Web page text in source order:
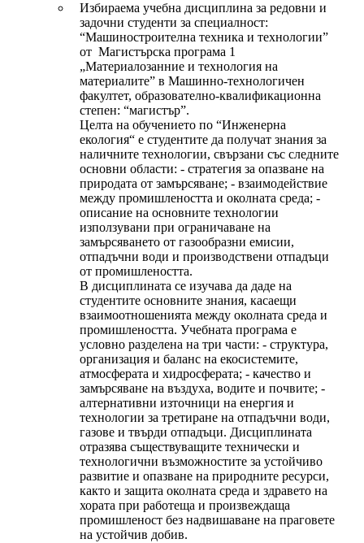
Избираема учебна дисциплина за редовни и
задочни студенти за специалност:
“Машиностроителна техника и технологии”
от Магистърска програма 1
„Материалозанние и технология на
материалите” в Машинно-технологичен
факултет, образователно-квалификационна
степен: “магистър”.
Целта на обучението по “Инженерна
екология“ е студентите да получат знания за
наличните технологии, свързани със следните
основни области: - стратегия за опазване на
природата от замърсяване; - взаимодействие
между промишлеността и околната среда; -
описание на основните технологии
използувани при ограничаване на
замърсяването от газообразни емисии,
отпадъчни води и производствени отпадъци
от промишлеността.
В дисциплината се изучава да даде на
студентите основните знания, касаещи
взаимоотношенията между околната среда и
промишлеността. Учебната програма е
условно разделена на три части: - структура,
организация и баланс на екосистемите,
атмосферата и хидросферата; - качество и
замърсяване на въздуха, водите и почвите; -
алтернативни източници на енергия и
технологии за третиране на отпадъчни води,
газове и твърди отпадъци. Дисциплината
отразява съществуващите технически и
технологични възможностите за устойчиво
развитие и опазване на природните ресурси,
както и защита околната среда и здравето на
хората при работеща и произвеждаща
промишленост без надвишаване на праговете
на устойчив добив.